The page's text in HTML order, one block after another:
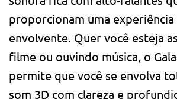
proporcionam uma
envolvente. Quer você esteja
filme ou ouvindo música, o
permite que você se envolva
som 3D com clareza e